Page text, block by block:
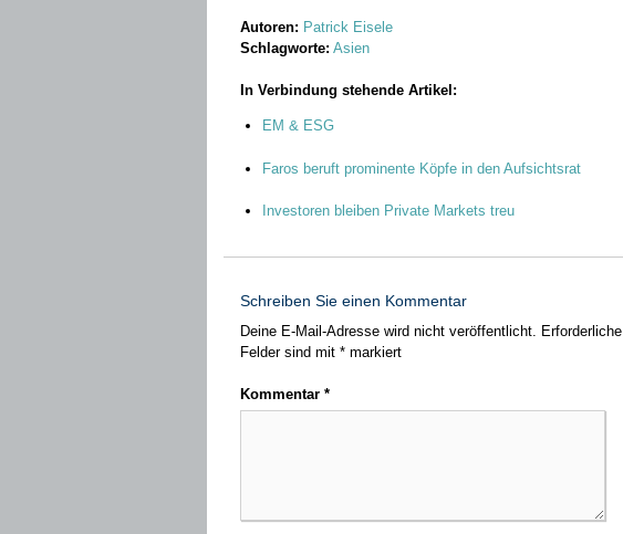
Autoren: Patrick Eisele
Schlagworte: Asien
In Verbindung stehende Artikel:
EM & ESG
Faros beruft prominente Köpfe in den Aufsichtsrat
Investoren bleiben Private Markets treu
Schreiben Sie einen Kommentar
Deine E-Mail-Adresse wird nicht veröffentlicht. Erforderliche
Felder sind mit * markiert
Kommentar *